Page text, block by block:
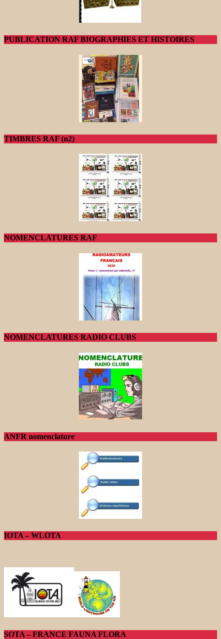
PUBLICATION RAF BIOGRAPHIES ET HISTOIRES
TIMBRES RAF (n2)
NOMENCLATURES RAF
NOMENCLATURES RADIO CLUBS
ANFR nomenclature
IOTA – WLOTA
SOTA – FRANCE FAUNA FLORA